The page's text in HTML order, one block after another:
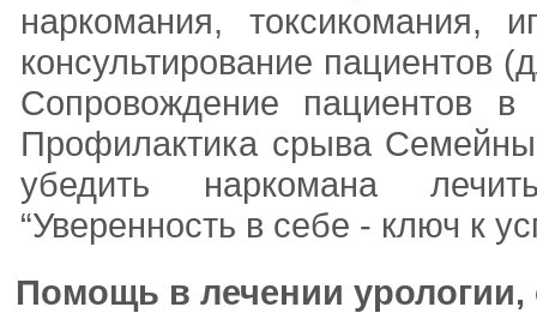
наркомания, токсикомания,
консультирование пациентов
Сопровождение пациентов в
Профилактика срыва
убедить наркомана
“Уверенность в себе - ключ к
Помощь в лечении урологии,